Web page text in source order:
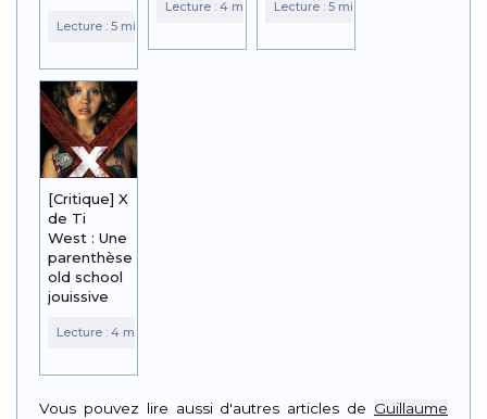
[Critique] X
de Ti
West : Une
parenthèse
old school
jouissive
Vous pouvez lire aussi d'autres articles de Guillaume